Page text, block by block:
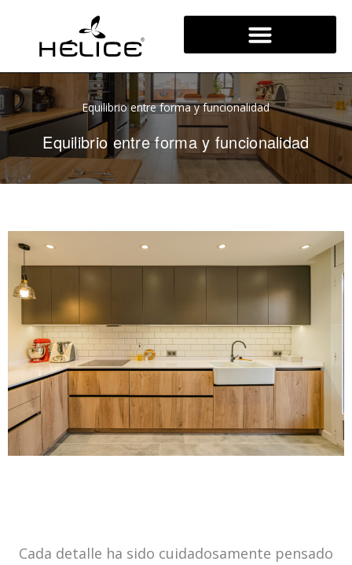
Equilibrio entre forma y funcionalidad
Equilibrio entre forma y funcionalidad
Cada detalle ha sido cuidadosamente pensado